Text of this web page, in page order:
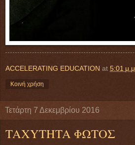
ACCELERATING EDUCATION at 5:01 μ.μ.
Κοινή χρήση
Τετάρτη 7 Δεκεμβρίου 2016
TAXYTHTA ΦΩΤΟΣ